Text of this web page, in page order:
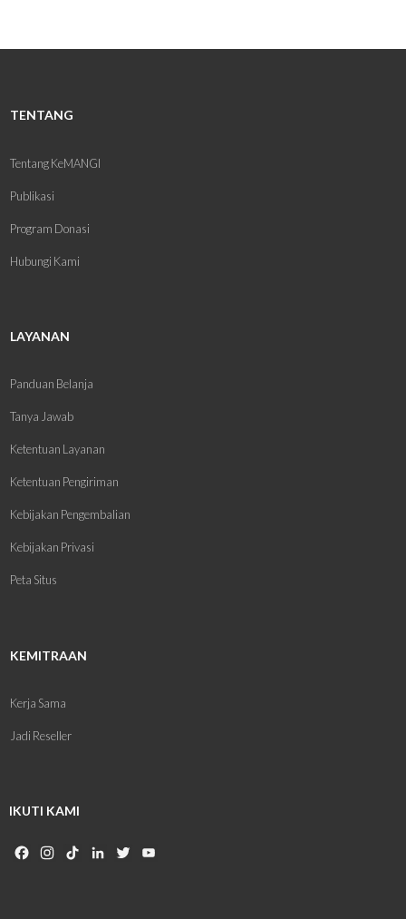
TENTANG
Tentang KeMANGI
Publikasi
Program Donasi
Hubungi Kami
LAYANAN
Panduan Belanja
Tanya Jawab
Ketentuan Layanan
Ketentuan Pengiriman
Kebijakan Pengembalian
Kebijakan Privasi
Peta Situs
KEMITRAAN
Kerja Sama
Jadi Reseller
IKUTI KAMI
Facebook
Instagram
TikTokLinkedInTwitter